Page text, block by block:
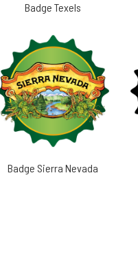
Badge Texels
Badge Sierra Nevada